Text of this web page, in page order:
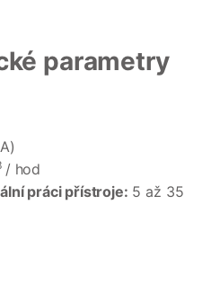
parametry
/ hod
práci přístroje: 5 až 35